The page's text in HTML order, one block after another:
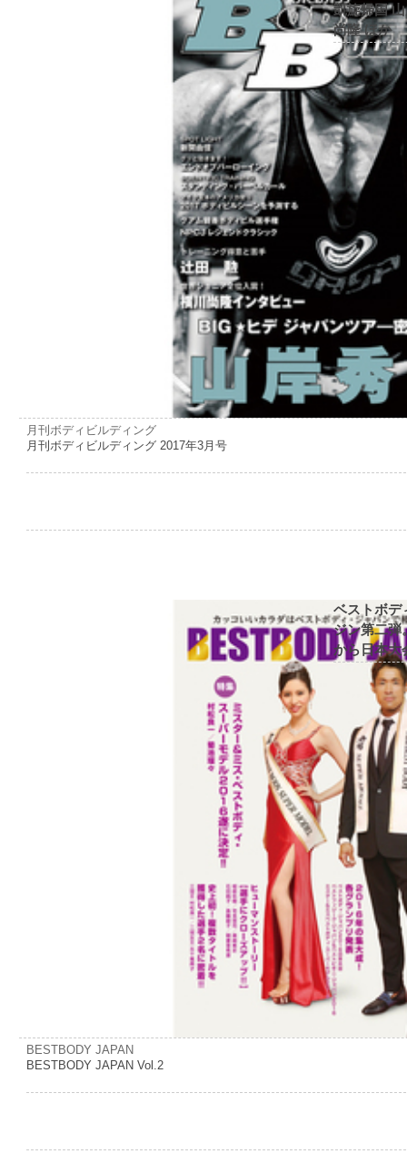
凱旋帰国
尚隆 ほか
月刊ボディビルディング
月刊ボディビルディング 2017年3月号
ベストボデ
ジン第二弾
から日本大
BESTBODY JAPAN
BESTBODY JAPAN Vol.2